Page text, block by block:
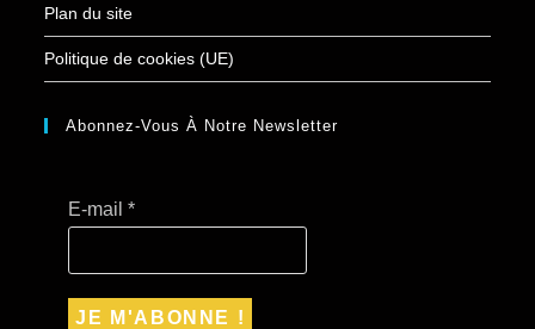
Plan du site
Politique de cookies (UE)
Abonnez-Vous À Notre Newsletter
E-mail*